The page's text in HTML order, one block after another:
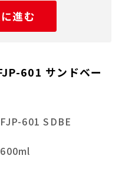
進む
601 サンドベー
FJP-601 SDBE
600ml